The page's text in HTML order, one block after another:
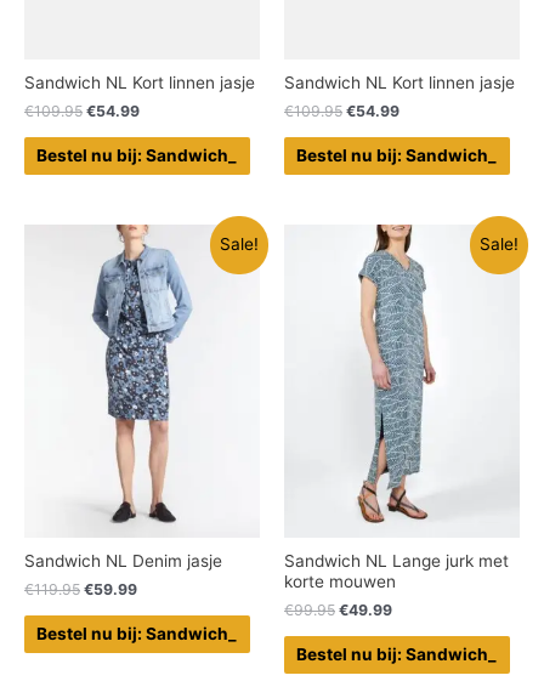
Sandwich NL Kort linnen jasje
€109.95 €54.99
Bestel nu bij: Sandwich_
Sandwich NL Kort linnen jasje
€109.95 €54.99
Bestel nu bij: Sandwich_
Sale!
Sandwich NL Denim jasje
€119.95 €59.99
Bestel nu bij: Sandwich_
Sale!
Sandwich NL Lange jurk met
korte mouwen
€99.95 €49.99
Bestel nu bij: Sandwich_